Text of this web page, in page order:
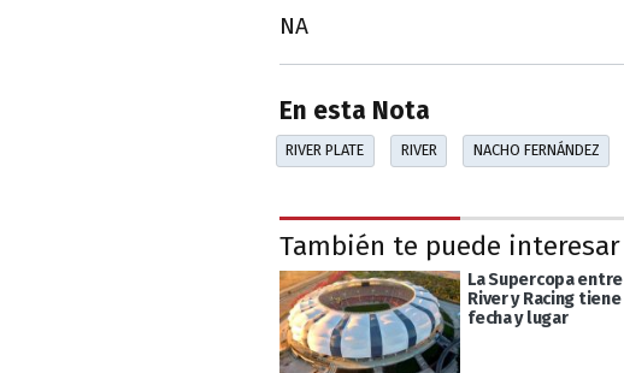
NA
En esta Nota
RIVER PLATE RIVER NACHO FERNÁNDEZ
También te puede interesar
La Supercopa entre
River y Racing tiene
fecha y lugar